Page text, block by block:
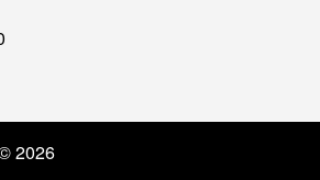
2026